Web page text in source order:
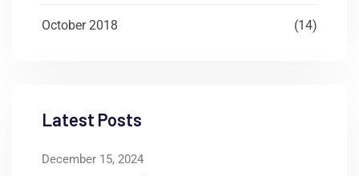
October 2018 (14)
Latest Posts
December 15, 2024